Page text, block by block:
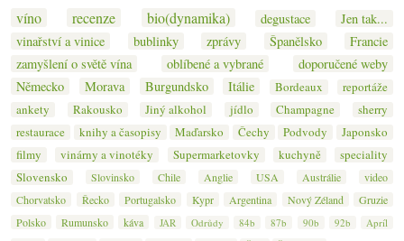
víno recenze bio(dynamika) degustace
Jen tak...
vinařství a vinice
bublinky zprávy Španělsko
Francie
zamyšlení o světě vína
oblíbené a vybrané
doporučené weby
Německo
Morava Burgundsko Itálie Bordeaux
reportáže
ankety
Rakousko Jiný alkohol jídlo Champagne
sherry
restaurace
knihy a časopisy Maďarsko Čechy Podvody
Japonsko
filmy
vinárny a vinotéky Supermarketovky kuchyně
speciality
Slovensko
Slovinsko Chile Anglie USA Austrálie
video
Chorvatsko
Řecko Portugalsko Kypr Argentina Nový Zéland
Gruzie
Polsko
Rumunsko káva JAR Odrůdy 84b 87b 90b 92b
Apríl